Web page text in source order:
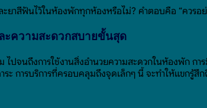
าสีฟันไว้ในห้องพักทุกห้องหรือไม่? คำตอบคือ “ควรอ
ะความสะดวกสบายขั้นสุด
ไปจนถึงการใช้งานสิ่งอำนวยความสะดวกในห้องพัก
ะ การบริการที่ครอบคลุมถึงจุดเล็กๆ นี้ จะทำให้แขกรู้สึ